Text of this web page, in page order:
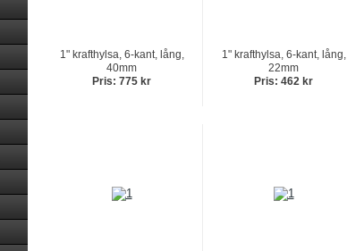
1" krafthylsa, 6-kant, lång,
40mm
Pris: 775 kr
1" krafthylsa, 6-kant, lång,
22mm
Pris: 462 kr